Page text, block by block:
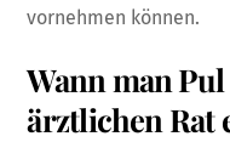
vornehmen können.
Wann man
ärztlichen Rat